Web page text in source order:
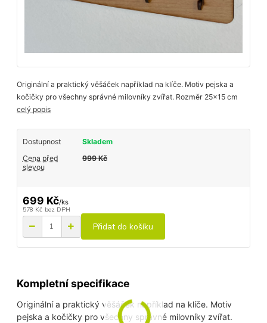
Originální a praktický věšáček například na klíče. Motiv pejska a
kočičky pro všechny správné milovníky zvířat. Rozměr 25x15 cm
celý popis
Dostupnost
Skladem
Cena před
slevou
999 Kč
699 Kč/ks
578 Kč bez DPH
Přidat do košíku
Kompletní specifikace
Originální a praktický věšáček například na klíče. Motiv
pejska a kočičky pro všechny správné milovníky zvířat.